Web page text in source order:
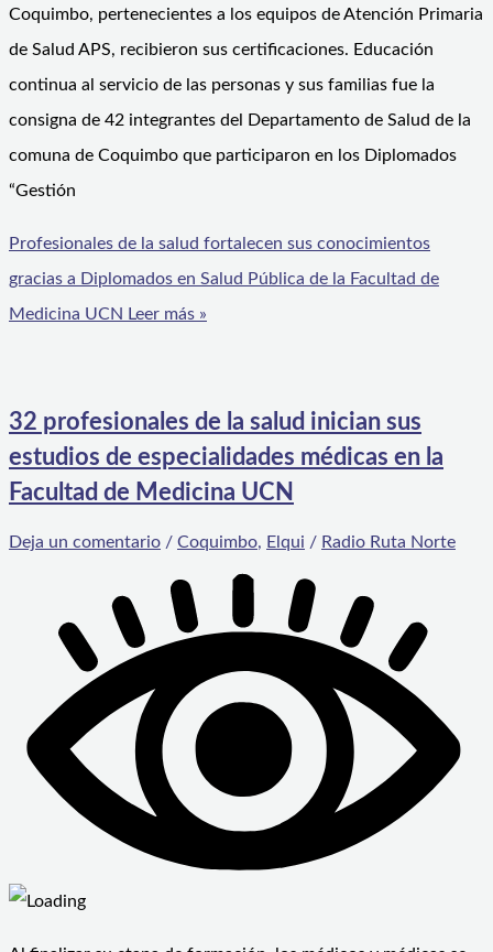
Coquimbo, pertenecientes a los equipos de Atención Primaria
de Salud APS, recibieron sus certificaciones. Educación
continua al servicio de las personas y sus familias fue la
consigna de 42 integrantes del Departamento de Salud de la
comuna de Coquimbo que participaron en los Diplomados
“Gestión
Profesionales de la salud fortalecen sus conocimientos
gracias a Diplomados en Salud Pública de la Facultad de
Medicina UCN Leer más »
32 profesionales de la salud inician sus
estudios de especialidades médicas en la
Facultad de Medicina UCN
Deja un comentario / Coquimbo, Elqui / Radio Ruta Norte